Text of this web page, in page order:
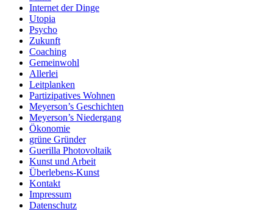
Internet der Dinge
Utopia
Psycho
Zukunft
Coaching
Gemeinwohl
Allerlei
Leitplanken
Partizipatives Wohnen
Meyerson’s Geschichten
Meyerson’s Niedergang
Ökonomie
grüne Gründer
Guerilla Photovoltaik
Kunst und Arbeit
Überlebens-Kunst
Kontakt
Impressum
Datenschutz